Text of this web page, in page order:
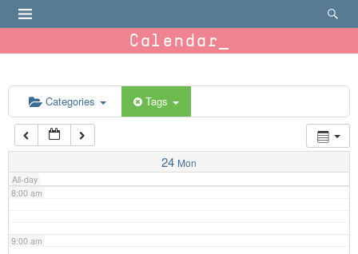
Calendar
Categories Tags
24 Mon
All-day
6:00 am
7:00 am
8:00 am
9:00 am